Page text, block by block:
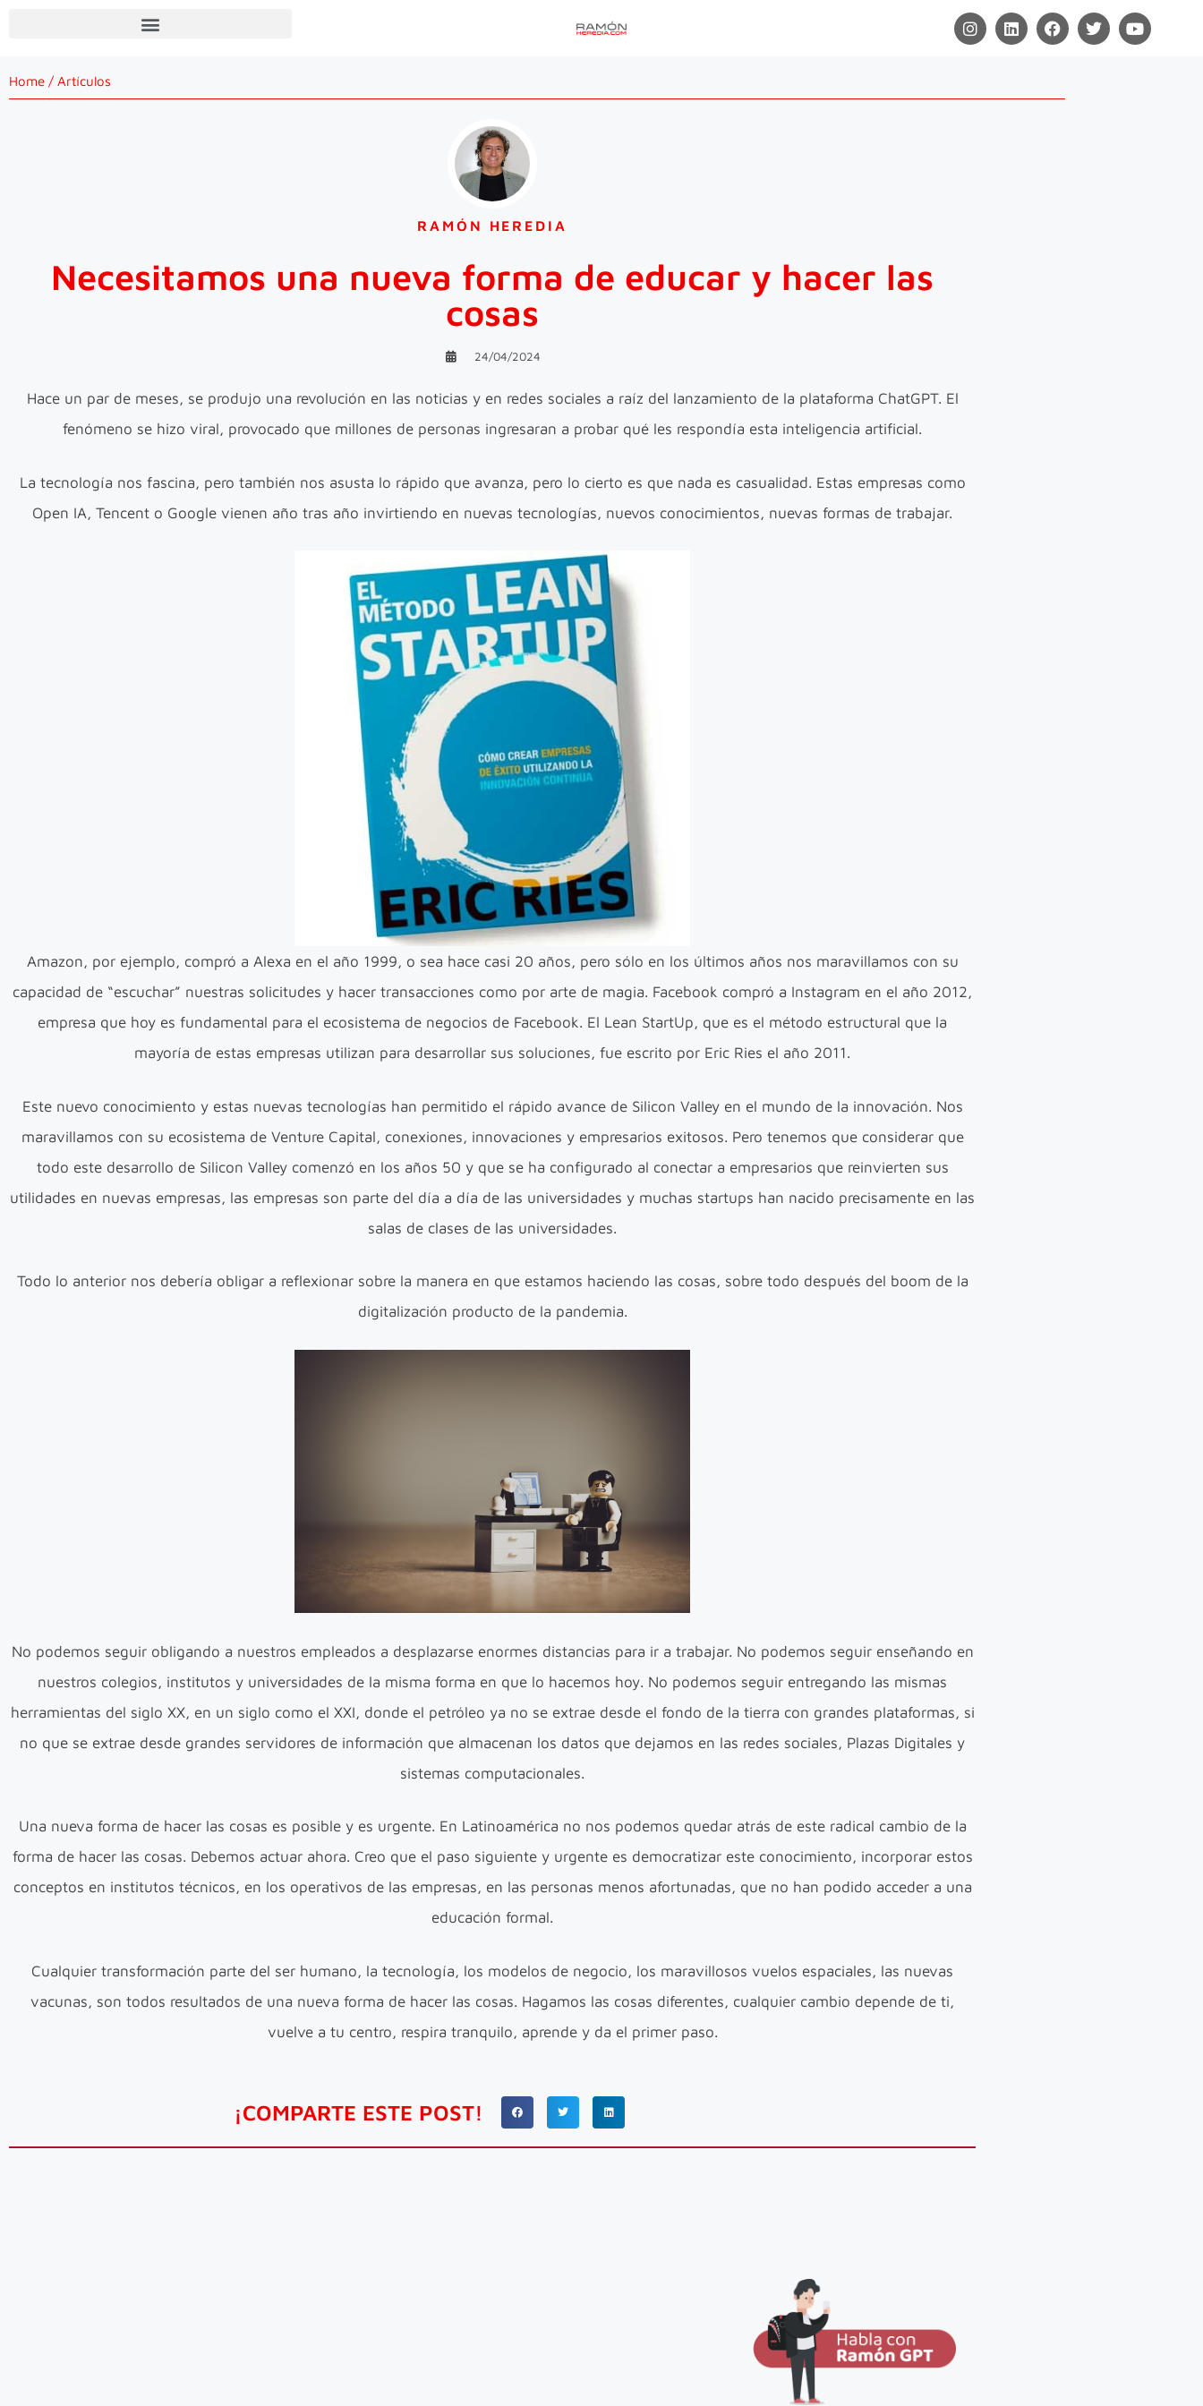
Home / Artículos
RAMÓN HEREDIA
Necesitamos una nueva forma de educar y hacer las
cosas
24/04/2024
Hace un par de meses, se produjo una revolución en las noticias y en redes sociales a raíz del lanzamiento de la plataforma ChatGPT. El
fenómeno se hizo viral, provocado que millones de personas ingresaran a probar qué les respondía esta inteligencia artificial.
La tecnología nos fascina, pero también nos asusta lo rápido que avanza, pero lo cierto es que nada es casualidad. Estas empresas como
Open IA, Tencent o Google vienen año tras año invirtiendo en nuevas tecnologías, nuevos conocimientos, nuevas formas de trabajar.
Amazon, por ejemplo, compró a Alexa en el año 1999, o sea hace casi 20 años, pero sólo en los últimos años nos maravillamos con su
capacidad de “escuchar” nuestras solicitudes y hacer transacciones como por arte de magia. Facebook compró a Instagram en el año 2012,
empresa que hoy es fundamental para el ecosistema de negocios de Facebook. El Lean StartUp, que es el método estructural que la
mayoría de estas empresas utilizan para desarrollar sus soluciones, fue escrito por Eric Ries el año 2011.
Este nuevo conocimiento y estas nuevas tecnologías han permitido el rápido avance de Silicon Valley en el mundo de la innovación. Nos
maravillamos con su ecosistema de Venture Capital, conexiones, innovaciones y empresarios exitosos. Pero tenemos que considerar que
todo este desarrollo de Silicon Valley comenzó en los años 50 y que se ha configurado al conectar a empresarios que reinvierten sus
utilidades en nuevas empresas, las empresas son parte del día a día de las universidades y muchas startups han nacido precisamente en las
salas de clases de las universidades.
Todo lo anterior nos debería obligar a reflexionar sobre la manera en que estamos haciendo las cosas, sobre todo después del boom de la
digitalización producto de la pandemia.
No podemos seguir obligando a nuestros empleados a desplazarse enormes distancias para ir a trabajar. No podemos seguir enseñando en
nuestros colegios, institutos y universidades de la misma forma en que lo hacemos hoy. No podemos seguir entregando las mismas
herramientas del siglo XX, en un siglo como el XXI, donde el petróleo ya no se extrae desde el fondo de la tierra con grandes plataformas, si
no que se extrae desde grandes servidores de información que almacenan los datos que dejamos en las redes sociales, Plazas Digitales y
sistemas computacionales.
Una nueva forma de hacer las cosas es posible y es urgente. En Latinoamérica no nos podemos quedar atrás de este radical cambio de la
forma de hacer las cosas. Debemos actuar ahora. Creo que el paso siguiente y urgente es democratizar este conocimiento, incorporar estos
conceptos en institutos técnicos, en los operativos de las empresas, en las personas menos afortunadas, que no han podido acceder a una
educación formal.
Cualquier transformación parte del ser humano, la tecnología, los modelos de negocio, los maravillosos vuelos espaciales, las nuevas
vacunas, son todos resultados de una nueva forma de hacer las cosas. Hagamos las cosas diferentes, cualquier cambio depende de ti,
vuelve a tu centro, respira tranquilo, aprende y da el primer paso.
¡COMPARTE ESTE POST!